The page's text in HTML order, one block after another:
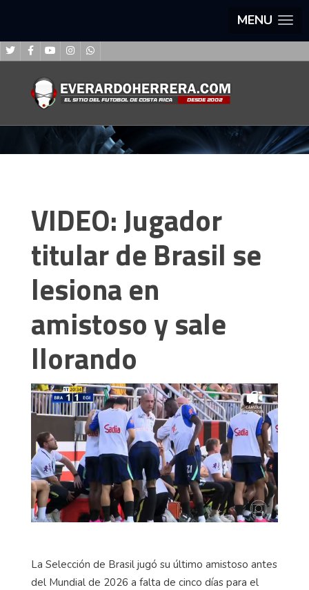
MENU
VIDEO: Jugador
titular de Brasil se
lesiona en
amistoso y sale
llorando
La Selección de Brasil jugó su último amistoso antes
del Mundial de 2026 a falta de cinco días para el